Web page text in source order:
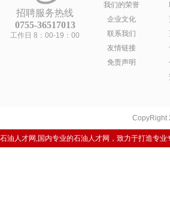
招聘服务热线
0755-36517013
工作日 8：00-19：00
我们的荣誉
企业文化
联系我们
友情链接
免责声明
CopyRight
石油人才网,国内专业的石油人才网，致力于打造专